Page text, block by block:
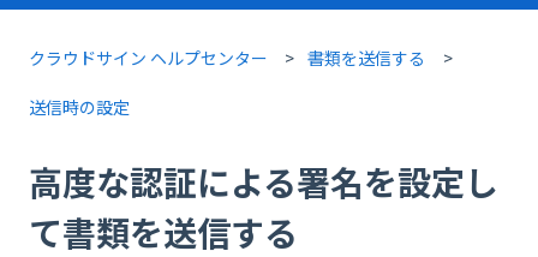
クラウドサイン ヘルプセンター 書類を送信する
送信時の設定
高度な認証による署名を設定し
て書類を送信する